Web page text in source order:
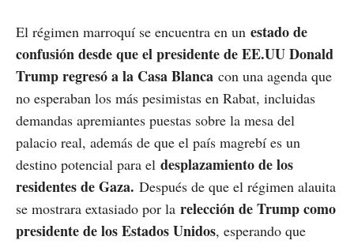
El régimen marroquí se encuentra en un estado de
confusión desde que el presidente de EE.UU Donald
Trump regresó a la Casa Blanca con una agenda que
no esperaban los más pesimistas en Rabat, incluidas
demandas apremiantes puestas sobre la mesa del
palacio real, además de que el país magrebí es un
destino potencial para el desplazamiento de los
residentes de Gaza. Después de que el régimen alauita
se mostrara extasiado por la relección de Trump como
presidente de los Estados Unidos, esperando que